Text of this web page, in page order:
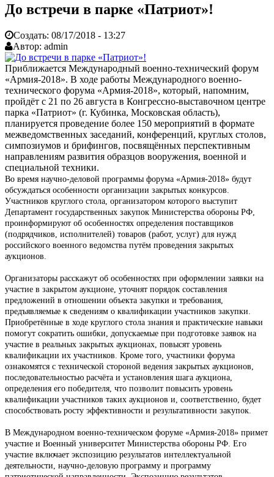
До встречи в парке «Патриот»!
Создать: 08/17/2018 - 13:27
Автор: admin
Приближается Международный военно-технический форум
«Армия-2018». В ходе работы Международного военно-
технического форума «Армия-2018», который, напомним,
пройдёт с 21 по 26 августа в Конгрессно-выставочном центре
парка «Патриот» (г. Кубинка, Московская область),
планируется проведение более 150 мероприятий в формате
межведомственных заседаний, конференций, круглых столов,
симпозиумов и брифингов, посвящённых перспективным
направлениям развития образцов вооружения, военной и
специальной техники.
Во время научно-деловой программы форума «Армия-2018» будут
обсуждаться особенности организации закрытых конкурсов.
Участников круглого стола, организатором которого выступит
Департамент государственных закупок Министерства обороны РФ,
проинформируют об особенностях определения поставщиков
(подрядчиков, исполнителей) товаров (работ, услуг) для нужд
российского военного ведомства путём проведения закрытых
аукционов.
Организаторы расскажут об особенностях при оформлении заявки на
участие в закрытом аукционе, уточнят порядок составления
предложений в отношении объекта закупки и требования,
предъявляемые к сведениям о квалификации участников закупки.
Приобретённые в ходе круглого стола знания и практические навыки
помогут сократить ошибки, допускаемые при подготовке заявок на
участие в реальных закрытых аукционах, повысят уровень
квалификации их участников. Кроме того, участники форума
ознакомятся с технической стороной ведения закрытых аукционов,
последовательностью расчёта и установления шага аукциона,
определения его победителя, что позволит повысить уровень
квалификации участников таких аукционов и, соответственно, будет
способствовать росту эффективности и результативности закупок.
В Международном военно-техническом форуме «Армия-2018» примет
участие и Военный университет Министерства обороны РФ. Его
участие включает экспозицию результатов интеллектуальной
деятельности, научно-деловую программу и программу